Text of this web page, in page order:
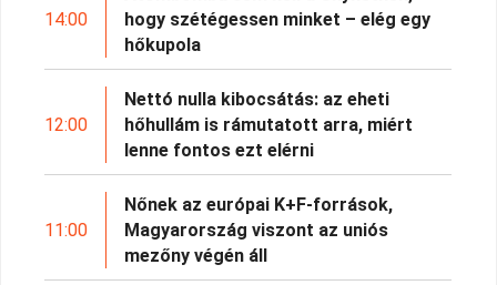
14:00
hogy szétégessen minket – elég egy
hőkupola
12:00
Nettó nulla kibocsátás: az eheti
hőhullám is rámutatott arra, miért
lenne fontos ezt elérni
11:00
Nőnek az európai K+F-források,
Magyarország viszont az uniós
mezőny végén áll